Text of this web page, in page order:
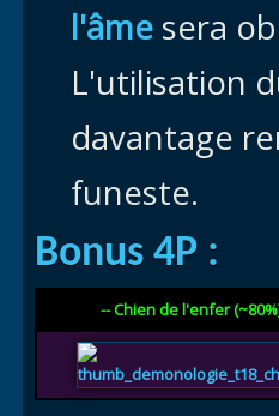
l'âme sera
L'utilisation
davantage
funeste.
Bonus 4P :
-- Chien de l'enfer